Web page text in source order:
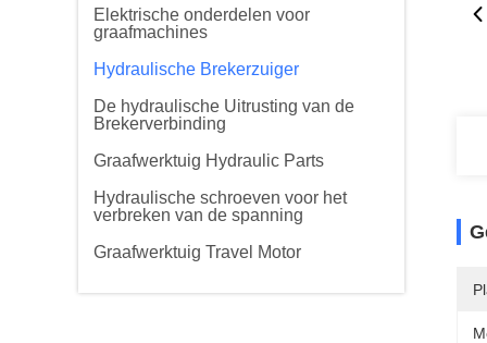
Elektrische onderdelen voor
graafmachines
Hydraulische Brekerzuiger
De hydraulische Uitrusting van de
Brekerverbinding
Graafwerktuig Hydraulic Parts
Hydraulische schroeven voor het
verbreken van de spanning
Graafwerktuig Travel Motor